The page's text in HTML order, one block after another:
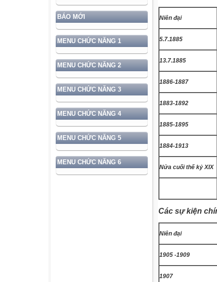
BÁO MỚI
MENU CHỨC NĂNG 1
MENU CHỨC NĂNG 2
MENU CHỨC NĂNG 3
MENU CHỨC NĂNG 4
MENU CHỨC NĂNG 5
MENU CHỨC NĂNG 6
Niên đại
5.7.1885
13.7.1885
1886-1887
1883-1892
1885-1895
1884-1913
Nửa cuối thế kỷ XIX
Các sự kiện
Niên đại
1905 -1909
1907